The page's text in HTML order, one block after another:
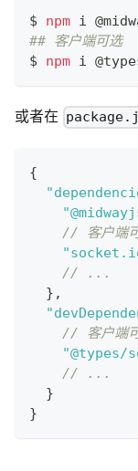
$ npm i
## 客户端可选
$ npm i
或者在
{
// 客户端
// ...
} ,
// 客户端
// ...
}
}